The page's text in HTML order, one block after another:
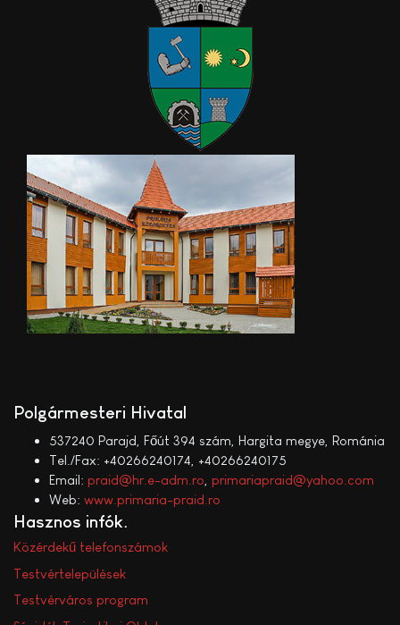
Polgármesteri Hivatal
537240 Parajd, Főút 394 szám, Hargita megye, Románia
Tel./Fax: +40266240174, +40266240175
Email: praid@hr.e-adm.ro primariapraid@yahoo.com
Web: www.primaria-praid.ro
Hasznos infók
Közérdekű telefonszámok
Testvértelepülések
Testvérváros program